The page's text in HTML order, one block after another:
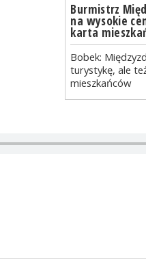
Burmistrz
na wysokie
karta
Bobek:
turystykę, ale
mieszkańców